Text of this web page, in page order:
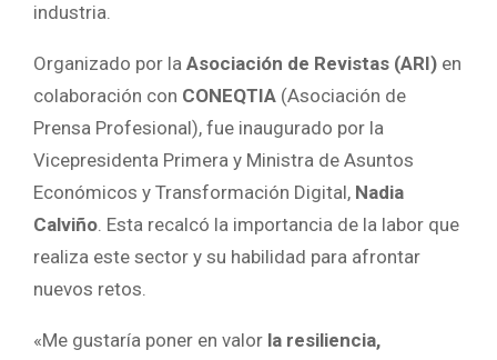
industria.
Organizado por la Asociación de Revistas (ARI) en
colaboración con CONEQTIA (Asociación de
Prensa Profesional), fue inaugurado por la
Vicepresidenta Primera y Ministra de Asuntos
Económicos y Transformación Digital, Nadia
Calviño. Esta recalcó la importancia de la labor que
realiza este sector y su habilidad para afrontar
nuevos retos.
«Me gustaría poner en valor la resiliencia,